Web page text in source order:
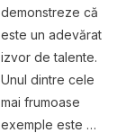
demonstreze că
este un adevărat
izvor de talente.
Unul dintre cele
mai frumoase
exemple este …